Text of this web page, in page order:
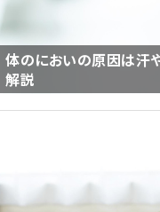
体のにおいの原因は汗
解説